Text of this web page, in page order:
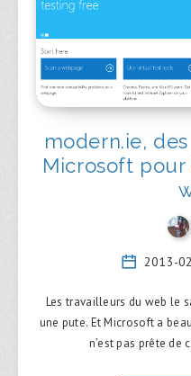
modern.ie,
Microsoft
2013-
Les travailleurs du web le
une pute. Et Microsoft a
n’est pas prête de